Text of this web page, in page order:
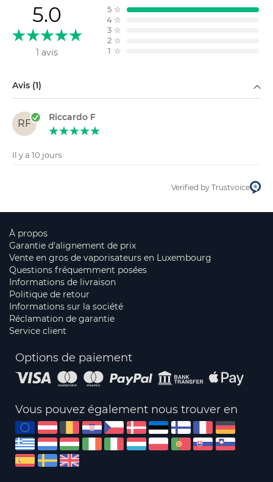
5.0
1 avis
5 ☆
4 ☆
3 ☆
2 ☆
1 ☆
Avis (1)
RF
Riccardo F
Il y a 10 jours
Verified by Trustvoice
À propos
Garantie d'alignement de prix
Vente en gros de vaporisateurs en Luxembourg
Questions fréquemment posées
Informations de livraison
Politique de retour
Informations sur la société
Réclamation de garantie
Service client
Options de paiement
Vous pouvez également nous trouver en